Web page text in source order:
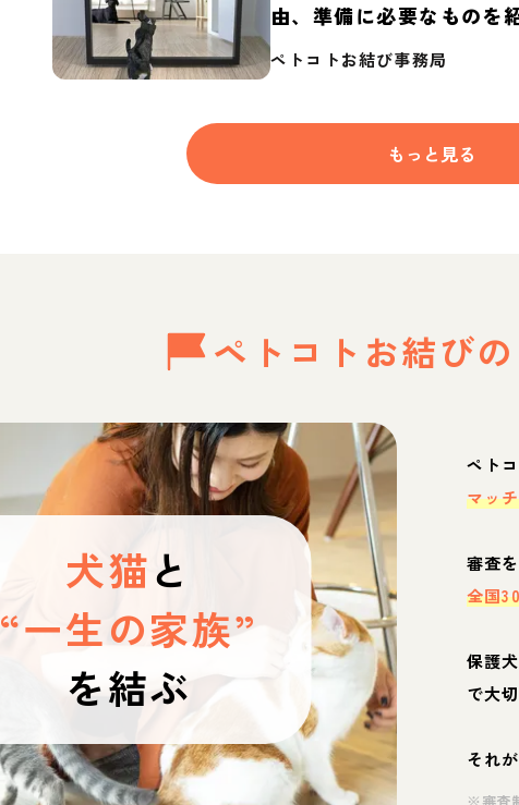
由、準備に必要なものを
ペトコトお結び事務局
もっと見る
ペトコトお結びの
犬猫と
“一生の家族”
を結ぶ
ペト
マッ
審査
全国
保護
で大
それ